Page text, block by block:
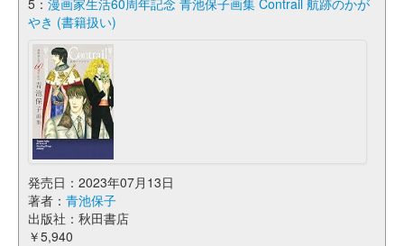
5： 漫画家生活60周年記念 青池保子画集 Contrail 航跡のかが
やき (書籍扱い)
発売日：2023年07月13日
著者： 青池保子
出版社：秋田書店
￥5,940